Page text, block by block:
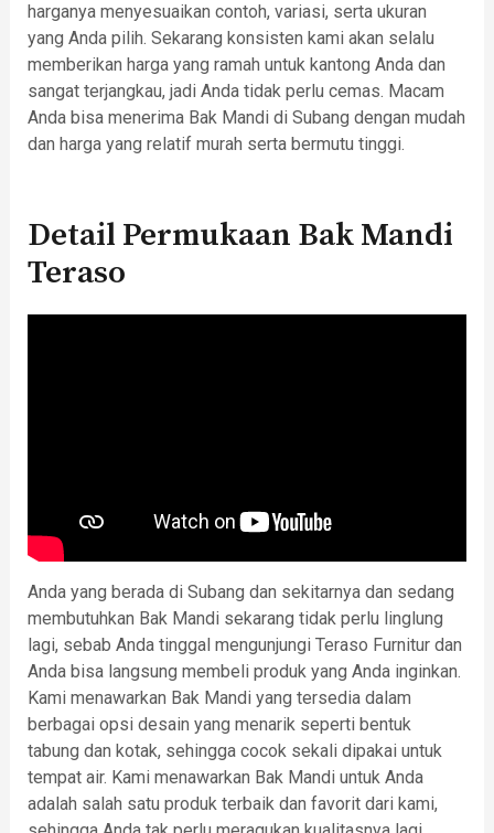
harganya menyesuaikan contoh, variasi, serta ukuran
yang Anda pilih. Sekarang konsisten kami akan selalu
memberikan harga yang ramah untuk kantong Anda dan
sangat terjangkau, jadi Anda tidak perlu cemas. Macam
Anda bisa menerima Bak Mandi di Subang dengan mudah
dan harga yang relatif murah serta bermutu tinggi.
Detail Permukaan Bak Mandi
Teraso
Anda yang berada di Subang dan sekitarnya dan sedang
membutuhkan Bak Mandi sekarang tidak perlu linglung
lagi, sebab Anda tinggal mengunjungi Teraso Furnitur dan
Anda bisa langsung membeli produk yang Anda inginkan.
Kami menawarkan Bak Mandi yang tersedia dalam
berbagai opsi desain yang menarik seperti bentuk
tabung dan kotak, sehingga cocok sekali dipakai untuk
tempat air. Kami menawarkan Bak Mandi untuk Anda
adalah salah satu produk terbaik dan favorit dari kami,